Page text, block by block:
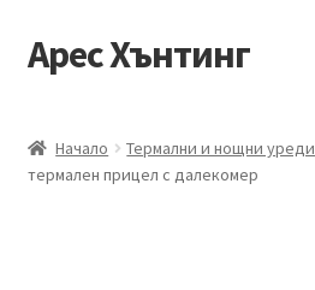
Skip
to
Skip
to
Арес Хънтинг
Ризи
Начало Термални и нощни уреди
термален прицел с далекомер